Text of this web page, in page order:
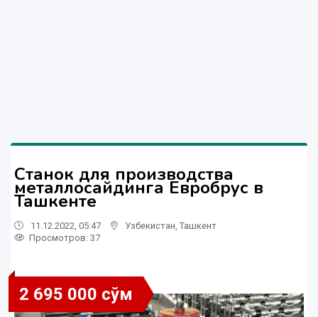
Станок для производства
металлосайдинга Евробрус в
Ташкенте
11.12.2022, 05:47 Узбекистан Ташкент
Просмотров: 37
2 695 000 сўм